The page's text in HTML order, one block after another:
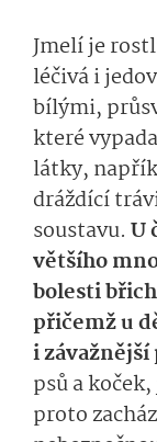
Jmelí je
léčivá i
bílými,
které
látky,
dráždící
soustavu. U
většího
bolesti
přičemž u
i závažnější
psů a
proto